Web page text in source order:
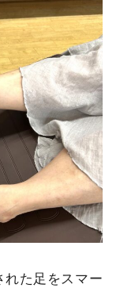
た足をスマー